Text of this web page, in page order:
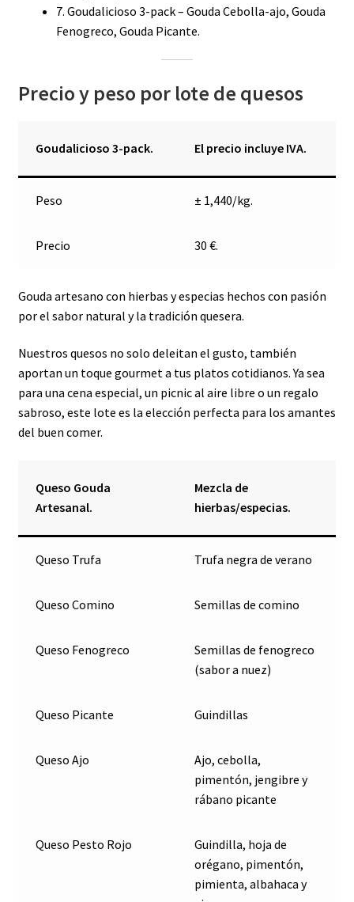
7. Goudalicioso 3-pack – Gouda Cebolla-ajo, Gouda
Fenogreco, Gouda Picante.
Precio y peso por lote de quesos
Goudalicioso 3-pack. El precio incluye IVA.
Peso ± 1,440/kg.
Precio 30 €.
Gouda artesano con hierbas y especias hechos con pasión
por el sabor natural y la tradición quesera.
Nuestros quesos no solo deleitan el gusto, también
aportan un toque gourmet a tus platos cotidianos. Ya sea
para una cena especial, un picnic al aire libre o un regalo
sabroso, este lote es la elección perfecta para los amantes
del buen comer.
Queso Gouda
Artesanal.
Mezcla de
hierbas/especias.
Queso Trufa Trufa negra de verano
Queso Comino Semillas de comino
Queso Fenogreco
Semillas de fenogreco
(sabor a nuez)
Queso Picante Guindillas
Queso Ajo
Ajo, cebolla,
pimentón, jengibre y
rábano picante
Queso Pesto Rojo
Guindilla, hoja de
orégano, pimentón,
pimienta, albahaca y